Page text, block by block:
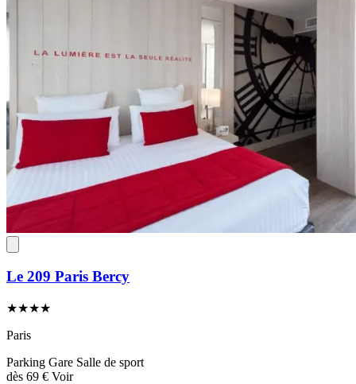
Le 209 Paris Bercy
★★★★
Paris
Parking Gare Salle de sport
dès 69 € Voir